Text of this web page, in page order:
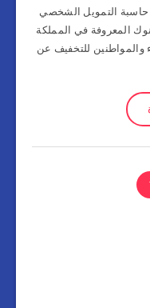
حاسبة التمويل الشخصي
المعروفة في المملكة
والمواطنين للتخفيف عن